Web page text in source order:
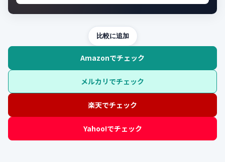
比較に追加
Amazonでチェック
メルカリでチェック
楽天でチェック
Yahoo!でチェック